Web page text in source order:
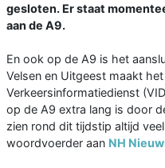
gesloten. Er staat
aan de A9.
En ook op de A9 is het
Velsen en Uitgeest maakt
Verkeersinformatiedienst
op de A9 extra lang is door
zien rond dit tijdstip altijd
woordvoerder aan NH